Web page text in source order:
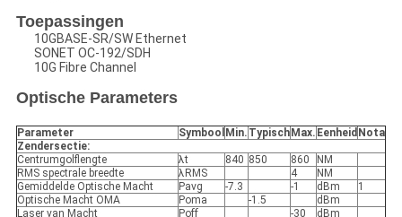
Toepassingen
10GBASE-SR/SW Ethernet
SONET OC-192/SDH
10G Fibre Channel
Optische Parameters
Parameter Symbool Min. Typisch Max. Eenheid Nota
Zendersectie:
Centrumgolflengte
λt 840 850 860
NM
RMS spectrale breedte
λRMS 4
NM
Gemiddelde Optische Macht
Pavg -7.3 -1 dBm
1
Optische Macht OMA
Poma -1.5
dBm
Laser van Macht
Poff -30
dBm